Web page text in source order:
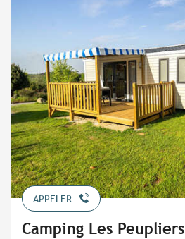
APPELER
Camping Les Peupliers